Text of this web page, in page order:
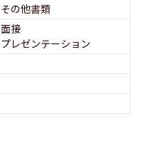
その他書類
面接
プレゼンテーション